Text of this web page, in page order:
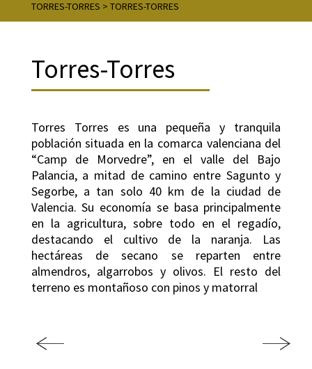
TORRES-TORRES > TORRES-TORRES
Torres-Torres
Torres Torres es una pequeña y tranquila
población situada en la comarca valenciana del
“Camp de Morvedre”, en el valle del Bajo
Palancia, a mitad de camino entre Sagunto y
Segorbe, a tan solo 40 km de la ciudad de
Valencia. Su economía se basa principalmente
en la agricultura, sobre todo en el regadío,
destacando el cultivo de la naranja. Las
hectáreas de secano se reparten entre
almendros, algarrobos y olivos. El resto del
terreno es montañoso con pinos y matorral